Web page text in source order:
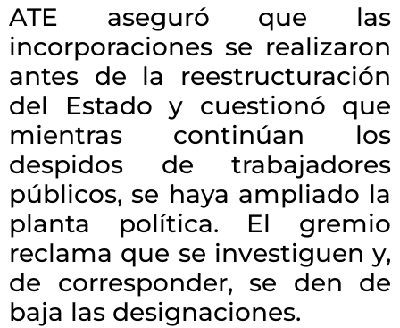
ATE aseguró que las
incorporaciones se realizaron
antes de la reestructuración
del Estado y cuestionó que
mientras continúan los
despidos de trabajadores
públicos, se haya ampliado la
planta política. El gremio
reclama que se investiguen y,
de corresponder, se den de
baja las designaciones.